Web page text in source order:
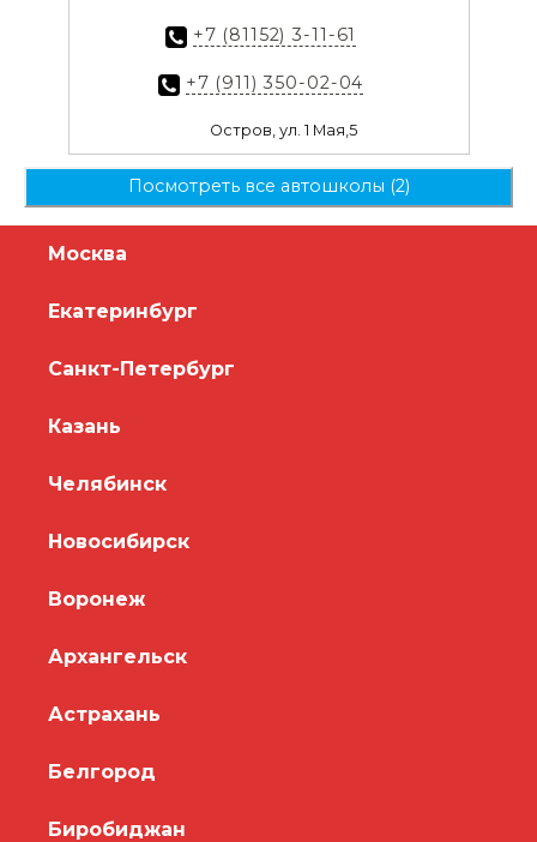
+7 (81152) 3-11-61
+7 (911) 350-02-04
Остров, ул. 1 Мая,5
Посмотреть все автошколы (2)
Москва
Екатеринбург
Санкт-Петербург
Казань
Челябинск
Новосибирск
Воронеж
Архангельск
Астрахань
Белгород
Биробиджан